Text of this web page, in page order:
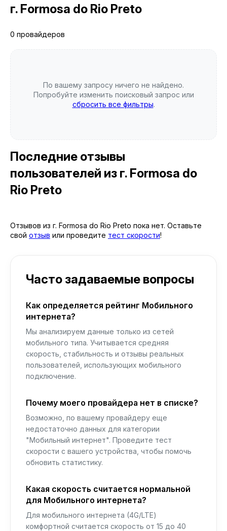
г. Formosa do Rio Preto
0 провайдеров
По вашему запросу ничего не найдено.
Попробуйте изменить поисковый запрос или
сбросить все фильтры.
Последние отзывы
пользователей из г. Formosa do
Rio Preto
Отзывов из г. Formosa do Rio Preto пока нет. Оставьте
свой отзыв или проведите тест скорости!
Часто задаваемые вопросы
Как определяется рейтинг Мобильного
интернета?
Мы анализируем данные только из сетей
мобильного типа. Учитывается средняя
скорость, стабильность и отзывы реальных
пользователей, использующих мобильного
подключение.
Почему моего провайдера нет в списке?
Возможно, по вашему провайдеру еще
недостаточно данных для категории
"Мобильный интернет". Проведите тест
скорости с вашего устройства, чтобы помочь
обновить статистику.
Какая скорость считается нормальной
для Мобильного интернета?
Для мобильного интернета (4G/LTE)
комфортной считается скорость от 15 до 40